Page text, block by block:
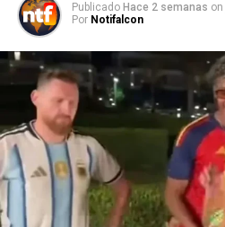
Publicado Hace 2 semanas on
Por Notifalcon